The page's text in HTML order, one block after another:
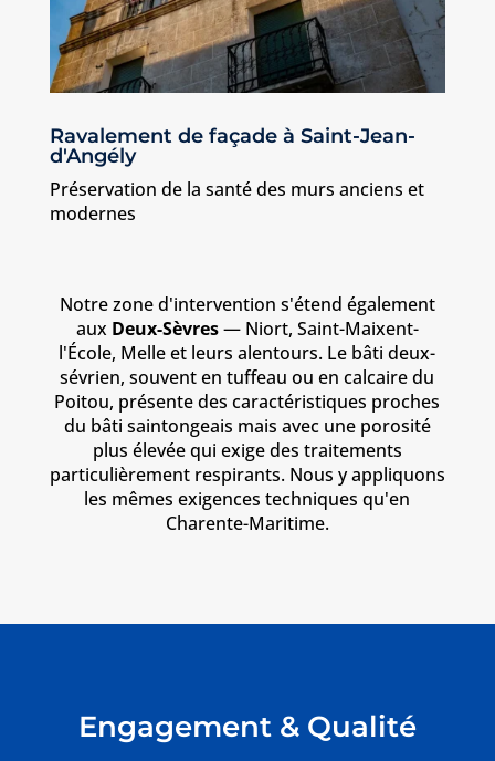
Ravalement de façade à Saint-Jean-
d'Angély
Préservation de la santé des murs anciens et
modernes
Notre zone d'intervention s'étend également
aux Deux-Sèvres— Niort, Saint-Maixent-
l'École, Melle et leurs alentours. Le bâti deux-
sévrien, souvent en tuffeau ou en calcaire du
Poitou, présente des caractéristiques proches
du bâti saintongeais mais avec une porosité
plus élevée qui exige des traitements
particulièrement respirants. Nous y appliquons
les mêmes exigences techniques qu'en
Charente-Maritime.
Engagement & Qualité